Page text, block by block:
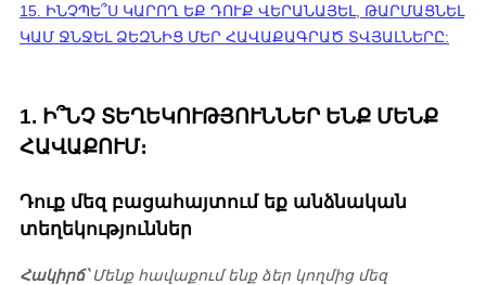
15. ԻՆՉՊԵ՞Ս ԿԱՐՈՂ ԵՔ ԴՈՒՔ ՎԵՐԱՆԱՅԵԼ, ԹԱՐՄԱՑՆԵԼ
ԿԱՄ ՋՆՋԵԼ ՁԵԶՆԻՑ ՄԵՐ ՀԱՎԱՔԱԳՐԱԾ ՏՎՅԱԼՆԵՐԸ:
1. Ի՞ՆՉ ՏԵՂԵԿՈՒԹՅՈՒՆՆԵՐ ԵՆՔ ՄԵՆՔ
ՀԱՎԱՔՈՒՄ։
Դուք մեզ բացահայտում եք անձնական
տեղեկություններ
Հակիրճ՝ Մենք հավաքում ենք ձեր կողմից մեզ